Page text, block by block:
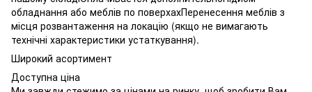
обладнання або меблів по поверхахПеренесення меблів з
місця розвантаження на локацію (якщо не вимагають
технічні характеристики устаткування).
Широкий асортимент
Доступна ціна